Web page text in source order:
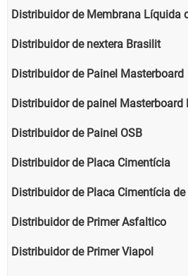
Distribuidor de Membrana Líquida
Distribuidor de nextera Brasilit
Distribuidor de Painel Masterboard
Distribuidor de painel Masterboard
Distribuidor de Painel OSB
Distribuidor de Placa Cimentícia
Distribuidor de Placa Cimentícia
Distribuidor de Primer Asfaltico
Distribuidor de Primer Viapol